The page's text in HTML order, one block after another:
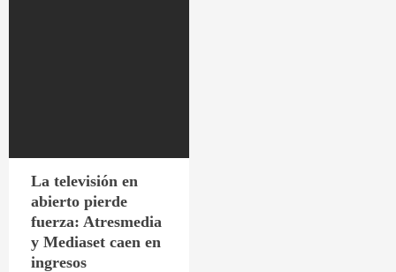
La televisión en
abierto pierde
fuerza: Atresmedia
y Mediaset caen en
ingresos